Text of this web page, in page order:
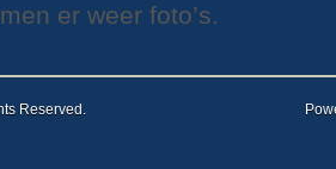
er weer foto’s.
Reserved.